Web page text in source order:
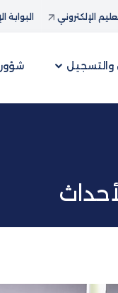
الإلكتروني البوابة
والتسجيل